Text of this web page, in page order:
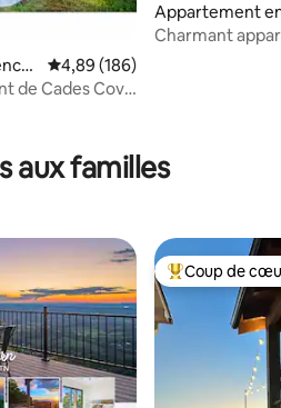
commentaires : 4,91 sur 5
Évaluation moyenne sur la
4,89 (186)
de Cades Cove
Appartement
⋅ Gatlinburg
Charmant
aux familles
Coups de cœur
Coup de